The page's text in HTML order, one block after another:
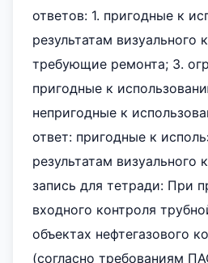
ответов: 1. пригодные к
результатам визуального
требующие ремонта; 3.
пригодные к
непригодные к
ответ: пригодные к
результатам визуального
запись для тетради: При
входного контроля
объектах нефтегазового
(согласно требованиям